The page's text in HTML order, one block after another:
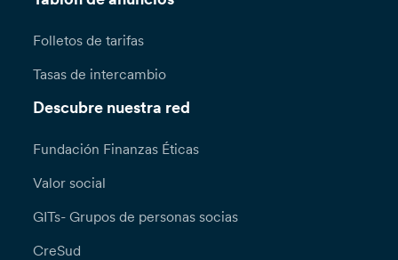
Folletos de tarifas
Tasas de intercambio
Descubre nuestra red
Fundación Finanzas Éticas
Valor social
GITs- Grupos de personas socias
CreSud